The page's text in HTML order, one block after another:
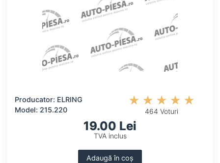
Producator: ELRING
Model: 215.220
464 Voturi
19.00 Lei
TVA inclus
Adaugă în coș